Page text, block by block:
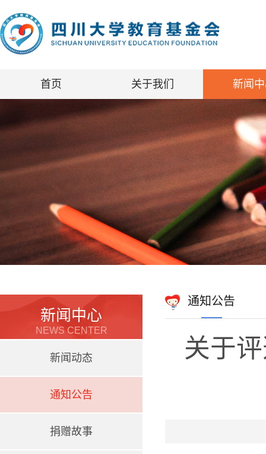
首页 关于我们 新闻
新闻中心
NEWS CENTER
新闻动态
通知公告
捐赠故事
通知公告
关于